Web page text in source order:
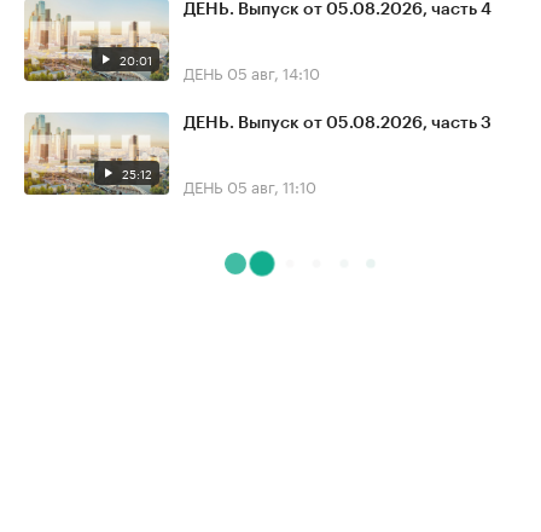
20:01
ДЕНЬ. Выпуск от 05.08.2026, часть 4
ДЕНЬ 05 авг, 14:10
25:12
ДЕНЬ. Выпуск от 05.08.2026, часть 3
ДЕНЬ 05 авг, 11:10